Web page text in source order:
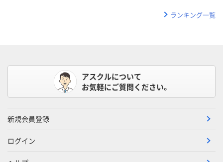
ランキング一覧
アスクルについて
お気軽にご質問ください。
新規会員登録
ログイン